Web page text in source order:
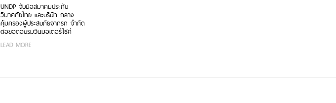
UNDP จับมือสมาคมประกัน
วินาศภัยไทย และบริษัท กลาง
คุ้มครองผู้ประสบภัยจากรถ จำกัด
ต่อยอดอบรมวินมอเตอร์ไซค์
ถนนและภูมิคุ้มกันทางการเงิน รุ่น
LEAD MORE